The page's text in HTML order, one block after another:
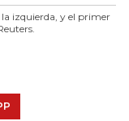
la izquierda, y el primer